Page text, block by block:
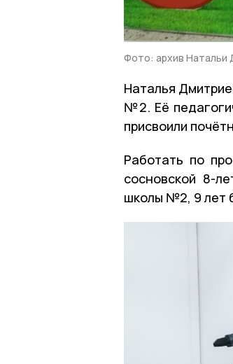
Фото: архив Натальи
Наталья
№2. Её
присвоили
Работать по
сосновской 8-
школы №2, 9 лет